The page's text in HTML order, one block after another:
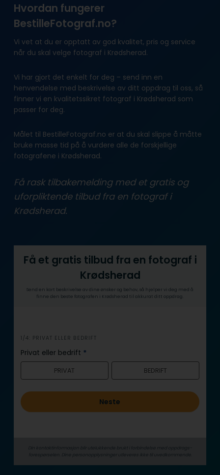
Hvordan fungerer
BestilleFotograf.no?
Vi vet at du er opptatt av god kvalitet, pris og service
når du skal velge fotograf i Krødsherad.
Vi har gjort det enkelt for deg – send inn en
henvendelse med beskrivelse av ditt oppdrag til oss, så
finner vi en kvalitetssikret fotograf i Krødsherad som
passer for deg.
Målet til BestilleFotograf.no er at du skal slippe å måtte
bruke masse tid på å vurdere alle de forskjellige
fotografene i Krødsherad.
Få rask tilbakemelding med et gratis og
uforpliktende tilbud fra en fotograf i
Krødsherad.
Få et gratis tilbud fra en fotograf i
Krødsherad
Send en kort beskrivelse av dine ønsker og behov, så hjelper vi deg med å
finne den beste fotografen i Krødsherad til akkurat ditt oppdrag.
i
n
n
o
d
1/4: PRIVAT ELLER BEDRIFT
Privat eller bedrift *
PRIVAT BEDRIFT
Neste
Din kontaktinformasjon blir utelukkende brukt i forbindelse med oppdrags­
forespørselen. Dine person­­opplysninger utleveres ikke til uvedkommende.